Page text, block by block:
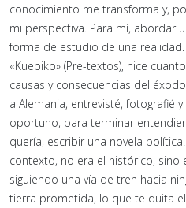
conocimiento me transforma y,
mi perspectiva. Para mí, abordar
forma de estudio de una
«Kuebiko» (Pre-textos), hice
causas y consecuencias del
a Alemania, entrevisté, fotografié
oportuno, para terminar
quería, escribir una novela
contexto, no era el histórico, sino
siguiendo una vía de tren hacia
tierra prometida, lo que te quita